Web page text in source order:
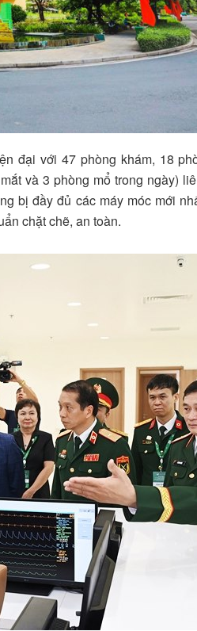
đại với 47 phòng khám, 18
và 3 phòng mổ trong ngày)
bị đầy đủ các máy móc mới
chặt chẽ, an toàn.